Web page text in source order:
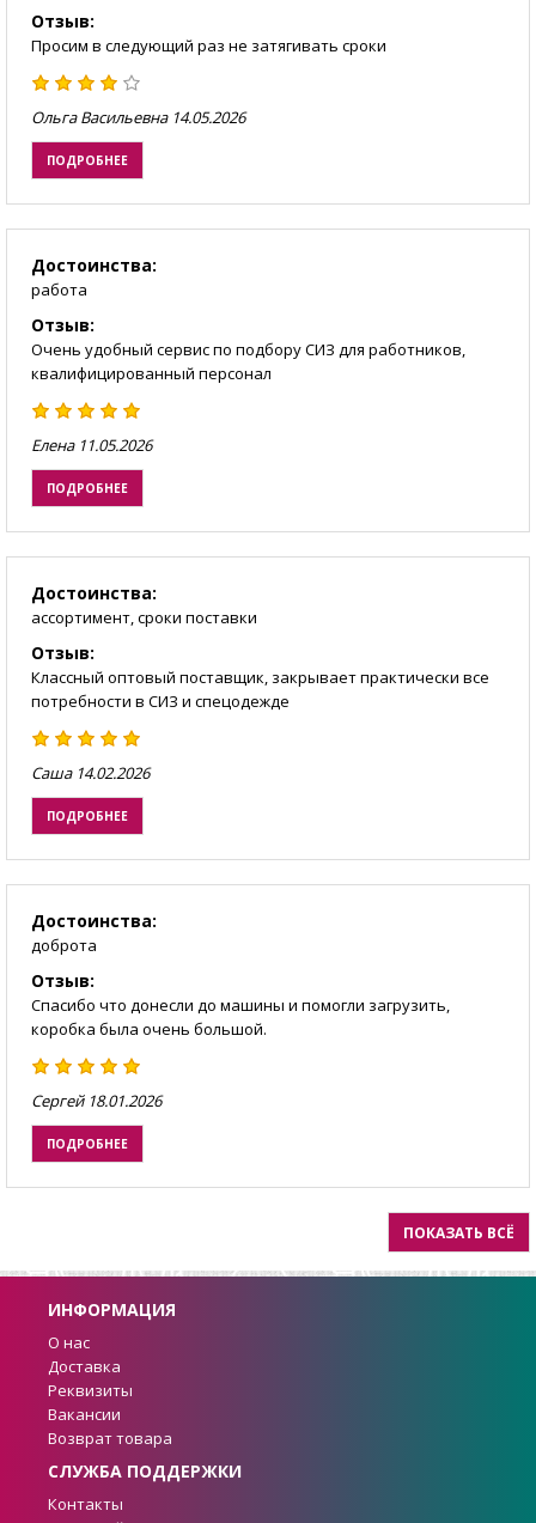
Отзыв:
Просим в следующий раз не затягивать сроки
Ольга Васильевна 14.05.2026
ПОДРОБНЕЕ
Достоинства:
работа
Отзыв:
Очень удобный сервис по подбору СИЗ для работников,
квалифицированный персонал
Елена 11.05.2026
ПОДРОБНЕЕ
Достоинства:
ассортимент, сроки поставки
Отзыв:
Классный оптовый поставщик, закрывает практически все
потребности в СИЗ и спецодежде
Саша 14.02.2026
ПОДРОБНЕЕ
Достоинства:
доброта
Отзыв:
Спасибо что донесли до машины и помогли загрузить,
коробка была очень большой.
Сергей 18.01.2026
ПОДРОБНЕЕ
ПОКАЗАТЬ ВСЁ
ИНФОРМАЦИЯ
О нас
Доставка
Реквизиты
Вакансии
Возврат товара
СЛУЖБА ПОДДЕРЖКИ
Контакты